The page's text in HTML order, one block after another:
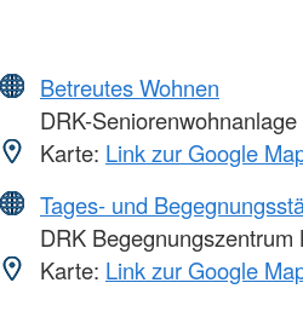
Betreutes Wohnen
DRK-
Karte: Link zur Google
Tages- und
DRK Begegnungszentrum
Karte: Link zur Google